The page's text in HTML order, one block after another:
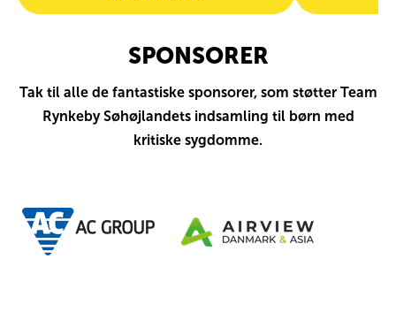
SPONSORER
Tak til alle de fantastiske sponsorer, som støtter Team
Rynkeby Søhøjlandets indsamling til børn med
kritiske sygdomme.